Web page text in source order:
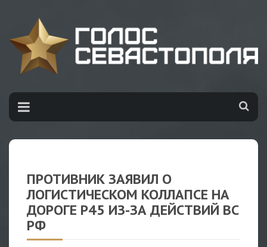
ПРОТИВНИК ЗАЯВИЛ О
ЛОГИСТИЧЕСКОМ КОЛЛАПСЕ НА
ДОРОГЕ Р45 ИЗ-ЗА ДЕЙСТВИЙ ВС
РФ